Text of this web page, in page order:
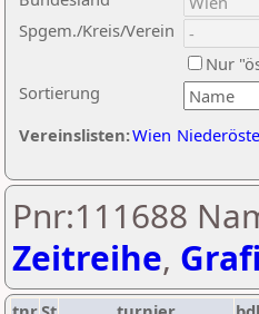
Sortierung
Spgem./Kreis/Verein
Nur
Vereinslisten:Wien
Pnr:111688
Zeitreihe,